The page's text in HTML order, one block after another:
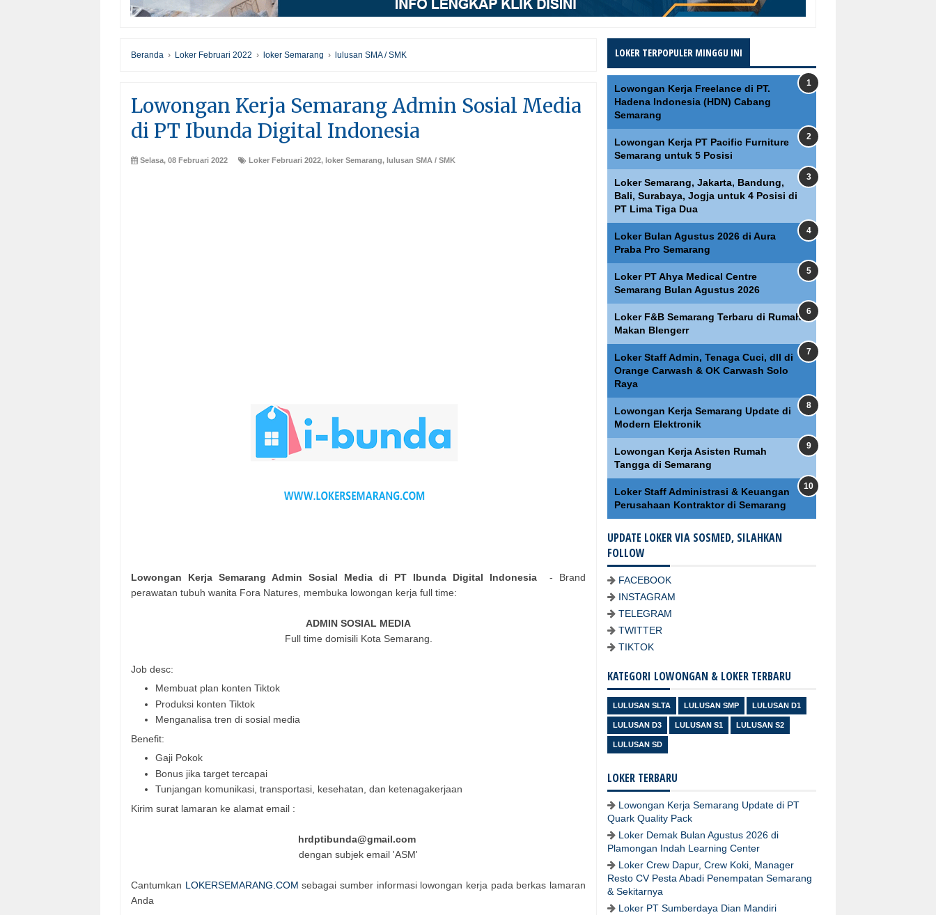
Beranda › Loker Februari 2022 › loker Semarang › lulusan SMA / SMK
Lowongan Kerja Semarang Admin Sosial Media
di PT Ibunda Digital Indonesia
Selasa, 08 Februari 2022 Loker Februari 2022, loker Semarang, lulusan SMA / SMK
Lowongan Kerja Semarang Admin Sosial Media di PT Ibunda Digital Indonesia - Brand
perawatan tubuh wanita Fora Natures, membuka lowongan kerja full time:
ADMIN SOSIAL MEDIA
Full time domisili Kota Semarang.
Job desc:
Membuat plan konten Tiktok
Produksi konten Tiktok
Menganalisa tren di sosial media
Benefit:
Gaji Pokok
Bonus jika target tercapai
Tunjangan komunikasi, transportasi, kesehatan, dan ketenagakerjaan
Kirim surat lamaran ke alamat email :
hrdptibunda@gmail.com
dengan subjek email 'ASM'
Cantumkan LOKERSEMARANG.COM sebagai sumber informasi lowongan kerja pada berkas lamaran
Anda
LOKER TERPOPULER MINGGU INI
Lowongan Kerja Freelance di PT.
Hadena Indonesia (HDN) Cabang
Semarang
Lowongan Kerja PT Pacific Furniture
Semarang untuk 5 Posisi
Loker Semarang, Jakarta, Bandung,
Bali, Surabaya, Jogja untuk 4 Posisi di
PT Lima Tiga Dua
Loker Bulan Agustus 2026 di Aura
Praba Pro Semarang
Loker PT Ahya Medical Centre
Semarang Bulan Agustus 2026
Loker F&B Semarang Terbaru di Rumah
Makan Blengerr
Loker Staff Admin, Tenaga Cuci, dll di
Orange Carwash & OK Carwash Solo
Raya
Lowongan Kerja Semarang Update di
Modern Elektronik
Lowongan Kerja Asisten Rumah
Tangga di Semarang
Loker Staff Administrasi & Keuangan
Perusahaan Kontraktor di Semarang
UPDATE LOKER VIA SOSMED, SILAHKAN
FOLLOW
FACEBOOK
INSTAGRAM
TELEGRAM
TWITTER
TIKTOK
KATEGORI LOWONGAN & LOKER TERBARU
LULUSAN SLTA LULUSAN SMP LULUSAN D1
LULUSAN D3 LULUSAN S1 LULUSAN S2
LULUSAN SD
LOKER TERBARU
Lowongan Kerja Semarang Update di PT
Quark Quality Pack
Loker Demak Bulan Agustus 2026 di
Plamongan Indah Learning Center
Loker Crew Dapur, Crew Koki, Manager
Resto CV Pesta Abadi Penempatan Semarang
& Sekitarnya
Loker PT Sumberdaya Dian Mandiri